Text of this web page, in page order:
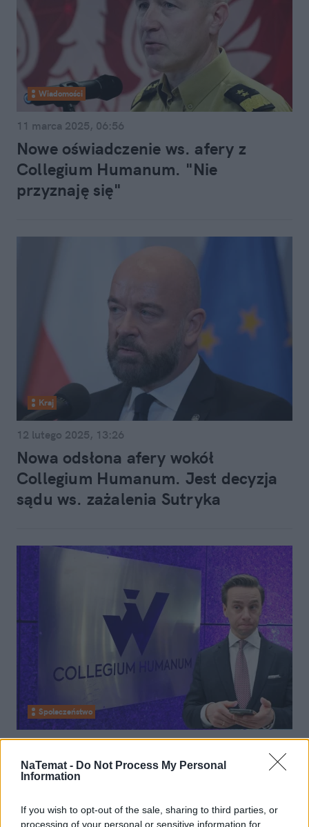
NaTemat - Do Not Process My Personal
Information
If you wish to opt-out of the sale, sharing to third parties, or
processing of your personal or sensitive information for
Wiadomości
11 marca 2025, 06:56
Nowe oświadczenie ws. afery z
Collegium Humanum. "Nie
przyznaję się"
Kraj
12 lutego 2025, 13:26
Nowa odsłona afery wokół
Collegium Humanum. Jest decyzja
sądu ws. zażalenia Sutryka
Społeczeństwo
08 lutego 2025, 07:49
Tak Bosak zamotał się ws. Collegium
Humanum. Oto jego dwie wersje
dotyczące afery